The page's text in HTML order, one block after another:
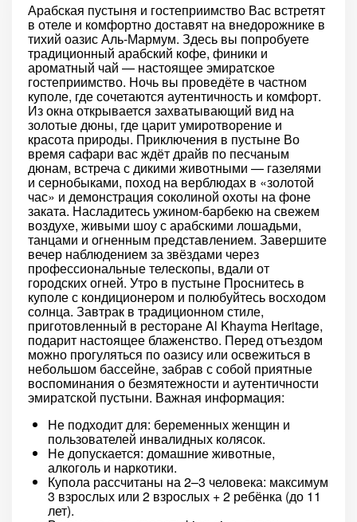
Арабская пустыня и гостеприимство Вас встретят
в отеле и комфортно доставят на внедорожнике в
тихий оазис Аль-Мармум. Здесь вы попробуете
традиционный арабский кофе, финики и
ароматный чай — настоящее эмиратское
гостеприимство. Ночь вы проведёте в частном
куполе, где сочетаются аутентичность и комфорт.
Из окна открывается захватывающий вид на
золотые дюны, где царит умиротворение и
красота природы. Приключения в пустыне Во
время сафари вас ждёт драйв по песчаным
дюнам, встреча с дикими животными — газелями
и сернобыками, поход на верблюдах в «золотой
час» и демонстрация соколиной охоты на фоне
заката. Насладитесь ужином-барбекю на свежем
воздухе, живыми шоу с арабскими лошадьми,
танцами и огненным представлением. Завершите
вечер наблюдением за звёздами через
профессиональные телескопы, вдали от
городских огней. Утро в пустыне Проснитесь в
куполе с кондиционером и полюбуйтесь восходом
солнца. Завтрак в традиционном стиле,
приготовленный в ресторане Al Khayma Heritage,
подарит настоящее блаженство. Перед отъездом
можно прогуляться по оазису или освежиться в
небольшом бассейне, забрав с собой приятные
воспоминания о безмятежности и аутентичности
эмиратской пустыни. Важная информация:
Не подходит для: беременных женщин и
пользователей инвалидных колясок.
Не допускается: домашние животные,
алкоголь и наркотики.
Купола рассчитаны на 2–3 человека: максимум
3 взрослых или 2 взрослых + 2 ребёнка (до 11
лет).